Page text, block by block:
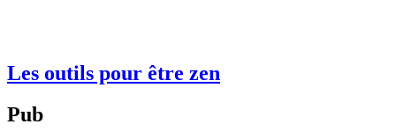
Les outils pour être zen
Pub